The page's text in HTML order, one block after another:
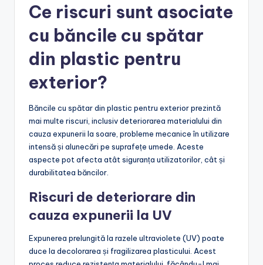
Ce riscuri sunt asociate
cu băncile cu spătar
din plastic pentru
exterior?
Băncile cu spătar din plastic pentru exterior prezintă
mai multe riscuri, inclusiv deteriorarea materialului din
cauza expunerii la soare, probleme mecanice în utilizare
intensă și alunecări pe suprafețe umede. Aceste
aspecte pot afecta atât siguranța utilizatorilor, cât și
durabilitatea băncilor.
Riscuri de deteriorare din
cauza expunerii la UV
Expunerea prelungită la razele ultraviolete (UV) poate
duce la decolorarea și fragilizarea plasticului. Acest